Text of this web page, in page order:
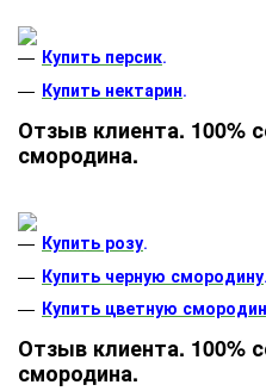
Купить персик.
Купить нектарин.
Отзыв клиента. 100%
смородина.
Купить розу.
Купить черную смородину.
Купить цветную
Отзыв клиента. 100%
смородина.